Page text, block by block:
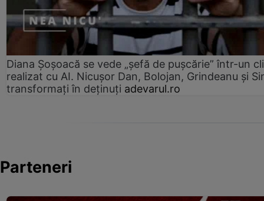
Diana Șoșoacă se vede „șefă de pușcărie” într-un
realizat cu AI. Nicușor Dan, Bolojan, Grindeanu și
transformați în deținuți adevarul.ro
Parteneri